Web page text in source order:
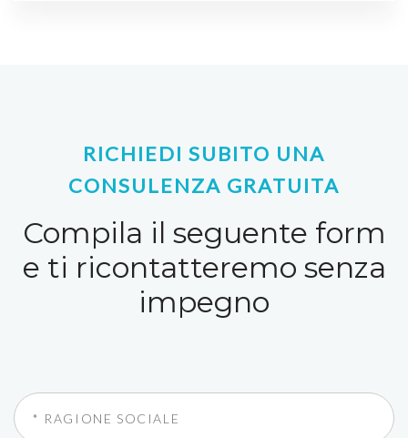
RICHIEDI SUBITO UNA
CONSULENZA GRATUITA
Compila il seguente form
e ti ricontatteremo senza
impegno